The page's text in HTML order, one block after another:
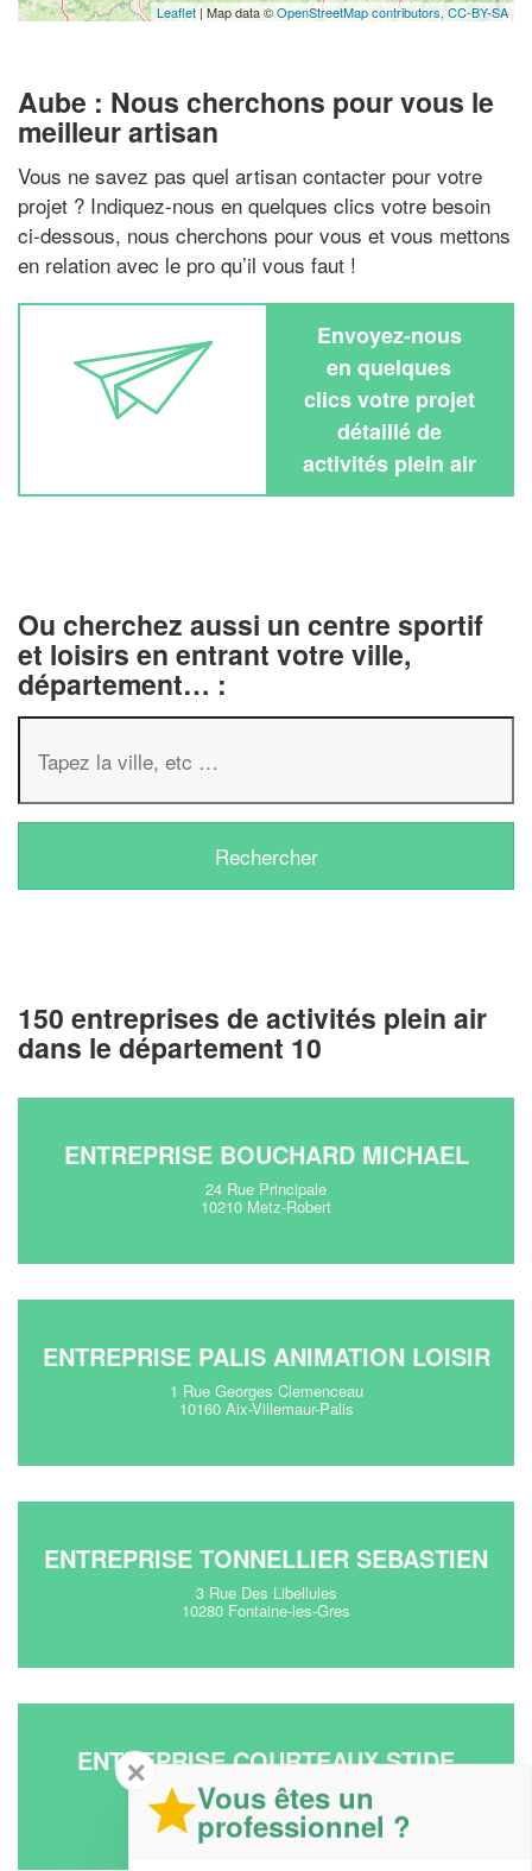
Leaflet | Map data ©OpenStreetMap contributors, CC-BY-SA
Aube : Nous cherchons pour vous le
meilleur artisan
Vous ne savez pas quel artisan contacter pour votre
projet ? Indiquez-nous en quelques clics votre besoin
ci-dessous, nous cherchons pour vous et vous mettons
en relation avec le pro qu’il vous faut !
Envoyez-nous
en quelques
clics votre projet
détaillé de
activités plein air
Ou cherchez aussi un centre sportif
et loisirs en entrant votre ville,
département… :
150 entreprises de activités plein air
dans le département 10
ENTREPRISE BOUCHARD MICHAEL
24 Rue Principale
10210 Metz-Robert
ENTREPRISE PALIS ANIMATION LOISIR
1 Rue Georges Clemenceau
10160 Aix-Villemaur-Palis
ENTREPRISE TONNELLIER SEBASTIEN
3 Rue Des Libellules
10280 Fontaine-les-Gres
ENTREPRISE COURTEAUX STIDE
21 Route De Verrieres
10450 Breviandes
✕
Vous êtes un
professionnel ?